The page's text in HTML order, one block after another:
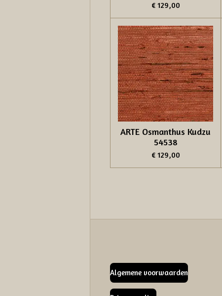
€ 129,00
ARTE Osmanthus Kudzu
54538
€ 129,00
Algemene voorwaarden